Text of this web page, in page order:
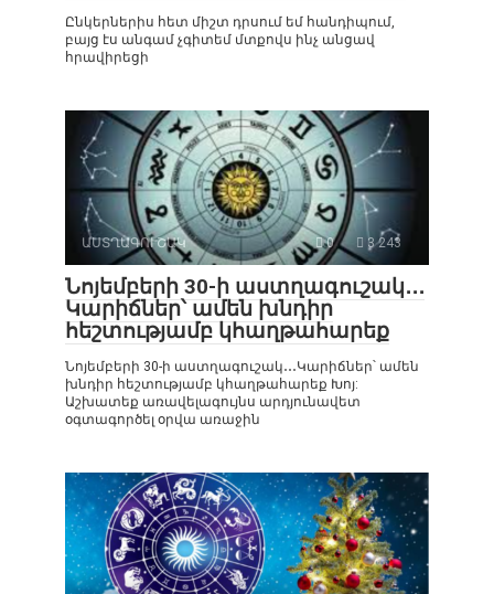
Ընկերներիս հետ միշտ դրսում եմ հանդիպում,
բայց էս անգամ չգիտեմ մտքովս ինչ անցավ
հրավիրեցի
ԱՍՏՂԱԳՈՒՇԱԿ 0 3 243
Նոյեմբերի 30-ի աստղագուշակ․․․
Կարիճներ՝ ամեն խնդիր
հեշտությամբ կհաղթահարեք
Նոյեմբերի 30-ի աստղագուշակ․․․Կարիճներ՝ ամեն
խնդիր հեշտությամբ կհաղթահարեք Խոյ:
Աշխատեք առավելագույնս արդյունավետ
օգտագործել օրվա առաջին